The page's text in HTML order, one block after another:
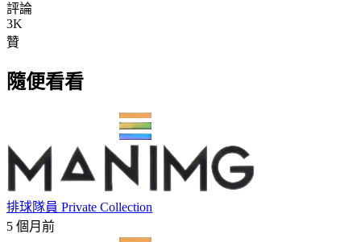
評論
3K
贊
隨便看看
排球隊員 Private Collection
5 個月前